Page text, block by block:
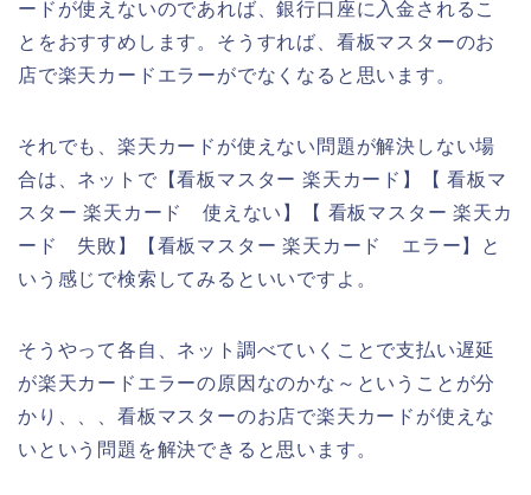
ードが使えないのであれば、銀行口座に入金されるこ
とをおすすめします。そうすれば、看板マスターのお
店で楽天カードエラーがでなくなると思います。
それでも、楽天カードが使えない問題が解決しない場
合は、ネットで【看板マスター 楽天カード】【 看板マ
スター 楽天カード 使えない】【 看板マスター 楽天カ
ード 失敗】【看板マスター 楽天カード エラー】と
いう感じで検索してみるといいですよ。
そうやって各自、ネット調べていくことで支払い遅延
が楽天カードエラーの原因なのかな～ということが分
かり、、、看板マスターのお店で楽天カードが使えな
いという問題を解決できると思います。